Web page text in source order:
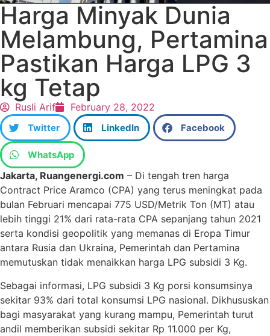
Harga Minyak Dunia
Melambung, Pertamina
Pastikan Harga LPG 3
kg Tetap
Rusli Arif February 28, 2022
Twitter LinkedIn Facebook
WhatsApp
Jakarta, Ruangenergi.com – Di tengah tren harga
Contract Price Aramco (CPA) yang terus meningkat pada
bulan Februari mencapai 775 USD/Metrik Ton (MT) atau
lebih tinggi 21% dari rata-rata CPA sepanjang tahun 2021
serta kondisi geopolitik yang memanas di Eropa Timur
antara Rusia dan Ukraina, Pemerintah dan Pertamina
memutuskan tidak menaikkan harga LPG subsidi 3 Kg.
Sebagai informasi, LPG subsidi 3 Kg porsi konsumsinya
sekitar 93% dari total konsumsi LPG nasional. Dikhususkan
bagi masyarakat yang kurang mampu, Pemerintah turut
andil memberikan subsidi sekitar Rp 11.000 per Kg,